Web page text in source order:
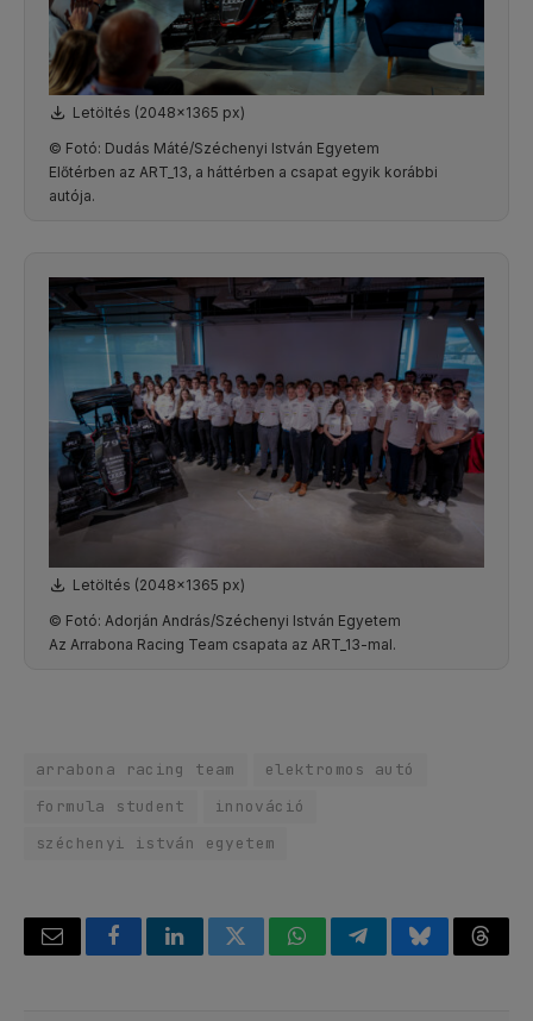
Letöltés (2048x1365 px)
© Fotó: Dudás Máté/Széchenyi István Egyetem
Előtérben az ART_13, a háttérben a csapat egyik korábbi
autója.
Letöltés (2048x1365 px)
© Fotó: Adorján András/Széchenyi István Egyetem
Az Arrabona Racing Team csapata az ART_13-mal.
arrabona racing team
elektromos autó
formula student
innováció
széchenyi istván egyetem
Email FacebookLinkedInTwitterWhatsAppTelegramBluesky